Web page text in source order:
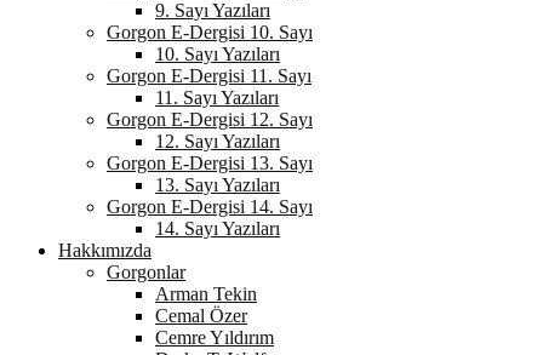
9. Sayı Yazıları
Gorgon E-Dergisi 10. Sayı
10. Sayı Yazıları
Gorgon E-Dergisi 11. Sayı
11. Sayı Yazıları
Gorgon E-Dergisi 12. Sayı
12. Sayı Yazıları
Gorgon E-Dergisi 13. Sayı
13. Sayı Yazıları
Gorgon E-Dergisi 14. Sayı
14. Sayı Yazıları
Hakkımızda
Gorgonlar
Arman Tekin
Cemal Özer
Cemre Yıldırım